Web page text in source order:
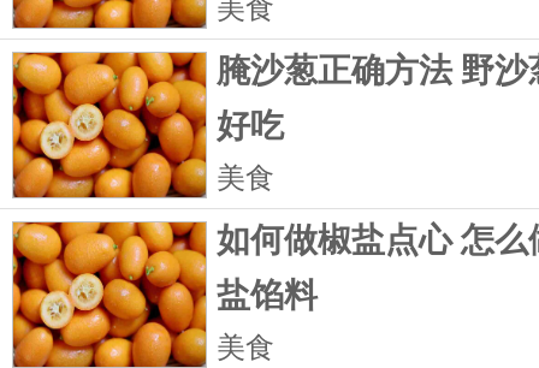
美食
腌沙葱正确方法 野
好吃
美食
如何做椒盐点心 怎
盐馅料
美食